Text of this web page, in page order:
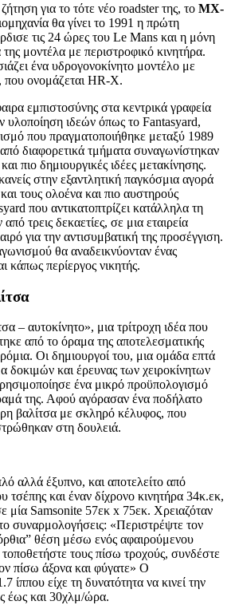
για το τότε νέο roadster της, το MX-
θα γίνει το 1991 η πρώτη
τις 24 ώρες του Le Mans και η μόνη
μοντέλα με περιστροφικό κινητήρα.
ένα υδρογονοκίνητο μοντέλο με
που ονομάζεται HR-X.
εμπιστοσύνης στα κεντρικά γραφεία
υλοποίηση ιδεών όπως το Fantasyard,
που πραγματοποιήθηκε μεταξύ 1989
διαφορετικά τμήματα συναγωνίστηκαν
πιο δημιουργικές ιδέες μετακίνησης.
στην εξαντλητική παγκόσμια αγορά
τους ολοένα και πιο αυστηρούς
που αντικατοπτρίζει κατάλληλα τη
τρεις δεκαετίες, σε μια εταιρεία
για την αντισυμβατική της προσέγγιση.
θα αναδεικνύονταν ένας
κάπως περίεργος νικητής.
– αυτοκίνητο», μια τρίτροχη ιδέα που
από το όραμα της αποτελεσματικής
Οι δημιουργοί του, μια ομάδα επτά
δοκιμών και έρευνας των χειροκίνητων
ένα μικρό προϋπολογισμό
της. Αφού αγόρασαν ένα ποδήλατο
βαλίτσα με σκληρό κέλυφος, που
στη δουλειά.
αλλά έξυπνο, και αποτελείτο από
τσέπης και έναν δίχρονο κινητήρα 34κ.εκ,
μία Samsonite 57εκ x 75εκ. Χρειαζόταν
συναρμολογήσεις: «Περιστρέψτε τον
θέση μέσω ενός αφαιρούμενου
τους πίσω τροχούς, συνδέστε
πίσω άξονα και φύγατε» Ο
ίππου είχε τη δυνατότητα να κινεί την
έως και 30χλμ/ώρα.